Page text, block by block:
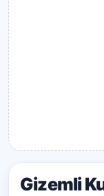
Gizemli